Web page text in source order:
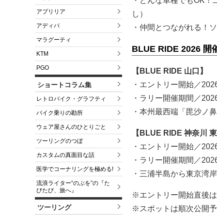
アプリリア
アディバ
マラグーティ
KTM
PGO
ショートコラム集
レトロバイク・グラフティ
バイク乗りの勘所
ウェア屋さんのひとりごと
ツーリングのつぼ
カスタムの真面目な話
医学でコーナリングを極める!
流浪ライター“のぶを”の『た
びたび、旅へ』
ツーリング
し）
・仲間とつながれる！
BLUE RIDE 2026 開
【BLUE RIDE 山口】
・エントリー開始／
・ラリー開催期間／
・本州最西端「毘沙ノ
【BLUE RIDE 神奈川
・エントリー開始／
・ラリー開催期間／
・三浦半島から東京湾
※エントリー開始直後
※スポットは順次公開